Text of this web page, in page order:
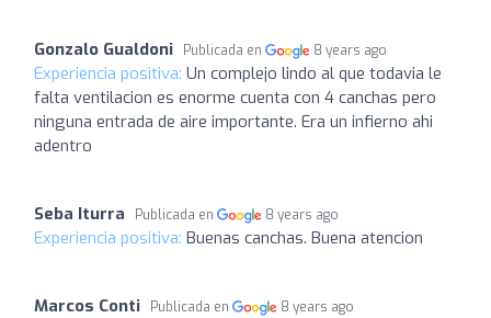
Gonzalo Gualdoni Publicada en 8 years ago
Experiencia positiva: Un complejo lindo al que todavia le
falta ventilacion es enorme cuenta con 4 canchas pero
ninguna entrada de aire importante. Era un infierno ahi
adentro
Seba Iturra Publicada en 8 years ago
Experiencia positiva: Buenas canchas. Buena atencion
Marcos Conti Publicada en 8 years ago